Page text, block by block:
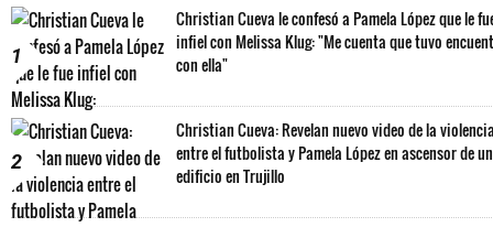
1
Christian Cueva le confesó a Pamela López que le
infiel con Melissa Klug: "Me cuenta que tuvo
con ella"
2
Christian Cueva: Revelan nuevo video de la
entre el futbolista y Pamela López en ascensor de un
edificio en Trujillo